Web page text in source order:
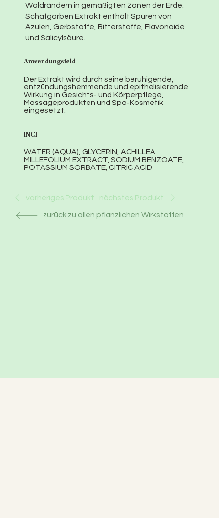
zurück zu allen pflanzlichen Wirkstoffen
vorheriges Produkt nächstes Produkt
Waldrändern in gemäßigten Zonen der Erde.
Schafgarben Extrakt enthält Spuren von
Azulen, Gerbstoffe, Bitterstoffe, Flavonoide
und Salicylsäure.
Anwendungsfeld
Der Extrakt wird durch seine beruhigende,
entzündungshemmende und epithelisierende
Wirkung in Gesichts- und Körperpflege,
Massageprodukten und Spa-Kosmetik
eingesetzt.
INCI
WATER (AQUA), GLYCERIN, ACHILLEA
MILLEFOLIUM EXTRACT, SODIUM BENZOATE,
POTASSIUM SORBATE, CITRIC ACID